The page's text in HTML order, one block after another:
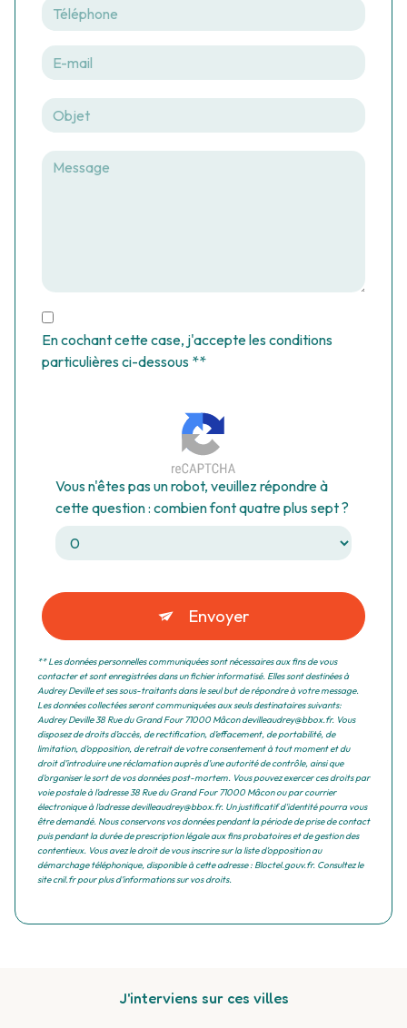
En cochant cette case, j'accepte les conditions
particulières ci-dessous **
Vous n'êtes pas un robot, veuillez répondre à
cette question : combien font quatre plus sept ?
Envoyer
** Les données personnelles communiquées sont nécessaires aux fins de vous
contacter et sont enregistrées dans un fichier informatisé. Elles sont destinées à
Audrey Deville et ses sous-traitants dans le seul but de répondre à votre message.
Les données collectées seront communiquées aux seuls destinataires suivants:
Audrey Deville 38 Rue du Grand Four 71000 Mâcon devilleaudrey@bbox.fr. Vous
disposez de droits d’accès, de rectification, d’effacement, de portabilité, de
limitation, d’opposition, de retrait de votre consentement à tout moment et du
droit d’introduire une réclamation auprès d’une autorité de contrôle, ainsi que
d’organiser le sort de vos données post-mortem. Vous pouvez exercer ces droits par
voie postale à l'adresse 38 Rue du Grand Four 71000 Mâcon ou par courrier
électronique à l'adresse devilleaudrey@bbox.fr. Un justificatif d'identité pourra vous
être demandé. Nous conservons vos données pendant la période de prise de contact
puis pendant la durée de prescription légale aux fins probatoires et de gestion des
contentieux. Vous avez le droit de vous inscrire sur la liste d'opposition au
démarchage téléphonique, disponible à cette adresse : Bloctel.gouv.fr. Consultez le
site cnil.fr pour plus d’informations sur vos droits.
J'interviens sur ces villes